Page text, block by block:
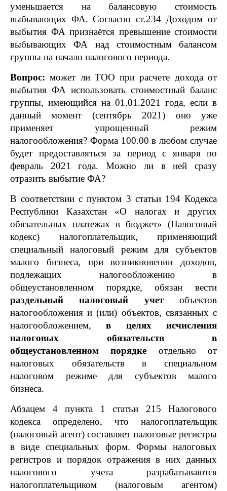
уменьшается на балансовую стоимость
выбывающих ФА. Согласно ст.234 Доходом от
выбытия ФА признаётся превышение стоимости
выбывающих ФА над стоимостным балансом
группы на начало налогового периода.
Вопрос: может ли ТОО при расчете дохода от
выбытия ФА использовать стоимостный баланс
группы, имеющийся на 01.01.2021 года, если в
данный момент (сентябрь 2021) оно уже
применяет упрощенный режим
налогообложения? Форма 100.00 в любом случае
будет предоставляться за период с января по
февраль 2021 года. Можно ли в ней сразу
отразить выбытие ФА?
В соответствии с пунктом 3 статьи 194 Кодекса
Республики Казахстан «О налогах и других
обязательных платежах в бюджет» (Налоговый
кодекс) налогоплательщик, применяющий
специальный налоговый режим для субъектов
малого бизнеса, при возникновении доходов,
подлежащих налогообложению в
общеустановленном порядке, обязан вести
раздельный налоговый учет объектов
налогообложения и (или) объектов, связанных с
налогообложением,в целях исчисления
налоговых обязательств в
общеустановленном порядке отдельно от
налоговых обязательств в специальном
налоговом режиме для субъектов малого
бизнеса.
Абзацем 4 пункта 1 статьи 215 Налогового
кодекса определено, что налогоплательщик
(налоговый агент) составляет налоговые регистры
в виде специальных форм. Формы налоговых
регистров и порядок отражения в них данных
налогового учета разрабатываются
налогоплательщиком (налоговым агентом)